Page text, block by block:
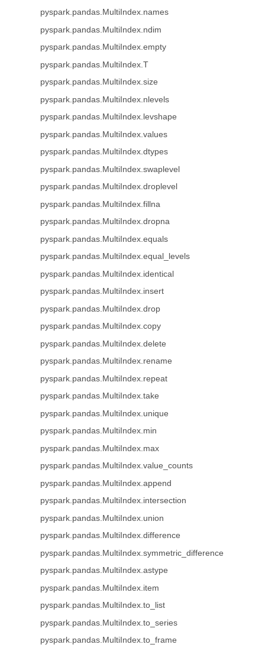
pyspark.pandas.MultiIndex.names
pyspark.pandas.MultiIndex.ndim
pyspark.pandas.MultiIndex.empty
pyspark.pandas.MultiIndex.T
pyspark.pandas.MultiIndex.size
pyspark.pandas.MultiIndex.nlevels
pyspark.pandas.MultiIndex.levshape
pyspark.pandas.MultiIndex.values
pyspark.pandas.MultiIndex.dtypes
pyspark.pandas.MultiIndex.swaplevel
pyspark.pandas.MultiIndex.droplevel
pyspark.pandas.MultiIndex.fillna
pyspark.pandas.MultiIndex.dropna
pyspark.pandas.MultiIndex.equals
pyspark.pandas.MultiIndex.equal_levels
pyspark.pandas.MultiIndex.identical
pyspark.pandas.MultiIndex.insert
pyspark.pandas.MultiIndex.drop
pyspark.pandas.MultiIndex.copy
pyspark.pandas.MultiIndex.delete
pyspark.pandas.MultiIndex.rename
pyspark.pandas.MultiIndex.repeat
pyspark.pandas.MultiIndex.take
pyspark.pandas.MultiIndex.unique
pyspark.pandas.MultiIndex.min
pyspark.pandas.MultiIndex.max
pyspark.pandas.MultiIndex.value_counts
pyspark.pandas.MultiIndex.append
pyspark.pandas.MultiIndex.intersection
pyspark.pandas.MultiIndex.union
pyspark.pandas.MultiIndex.difference
pyspark.pandas.MultiIndex.symmetric_difference
pyspark.pandas.MultiIndex.astype
pyspark.pandas.MultiIndex.item
pyspark.pandas.MultiIndex.to_list
pyspark.pandas.MultiIndex.to_series
pyspark.pandas.MultiIndex.to_frame